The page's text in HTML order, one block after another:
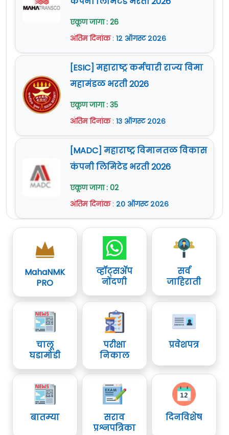
एकूण जागा : 26
अंतिम दिनांक: १२ ऑगस्ट २०२६
[ESIC] महाराष्ट्र कर्मचारी राज्य विमा
महामंडळ भरती 2026
एकूण जागा : 35
अंतिम दिनांक: १३ ऑगस्ट २०२६
[MADC] महाराष्ट्र विमानतळ विकास
कंपनी लिमिटेड भरती 2026
एकूण जागा : 02
अंतिम दिनांक: २० ऑगस्ट २०२६
MahaNMK
PRO
व्हॉट्सॲप
नोंदणी
सर्व
जाहिराती
चालू
घडामोडी
परीक्षा
निकाल
प्रवेशपत्र
बातम्या
सराव
प्रश्नपत्रिका
दिनविशेष